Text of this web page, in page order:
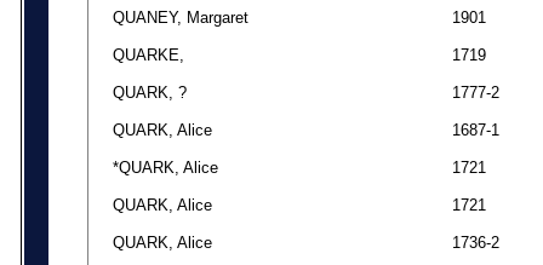
QUANEY, Margaret 1901
QUARKE, 1719
QUARK, ? 1777-2
QUARK, Alice 1687-1
*QUARK, Alice 1721
QUARK, Alice 1721
QUARK, Alice 1736-2